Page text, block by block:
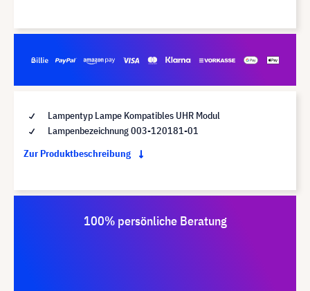
Lampentyp Lampe Kompatibles UHR Modul
Lampenbezeichnung 003-120181-01
Zur Produktbeschreibung
100% persönliche Beratung